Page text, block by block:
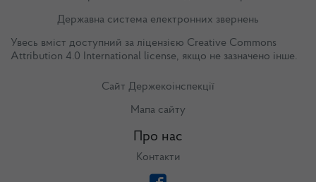
Державна система електронних звернень
Увесь вміст доступний за ліцензією Creative Commons
Attribution 4.0 International license, якщо не зазначено інше.
Сайт Держекоінспекції
Мапа сайту
Про нас
Контакти